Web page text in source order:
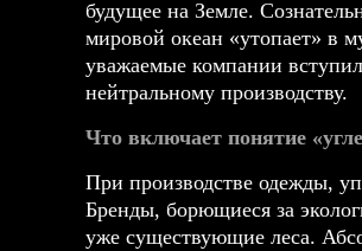
будущее на Земле.
мировой океан «утопает» в
уважаемые компании
нейтральному производству.
Что включает понятие
При производстве одежды,
Бренды, борющиеся за
уже существующие леса.